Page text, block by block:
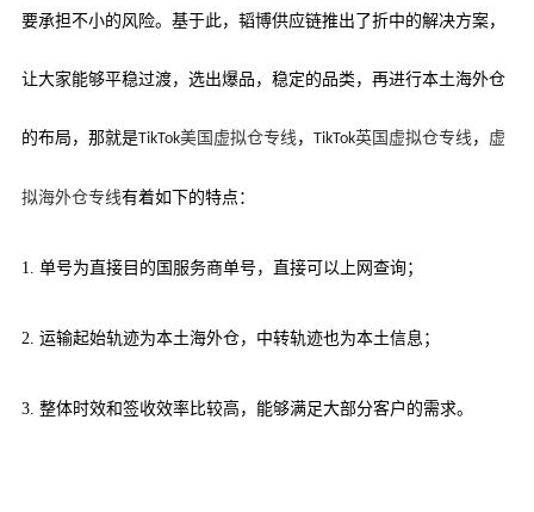
要承担不小的风险。基于此，韬博供应链推出了折中的解决方案，
让大家能够平稳过渡，选出爆品，稳定的品类，再进行本土海外仓
的布局，那就是TikTok美国虚拟仓专线， TikTok英国虚拟仓专线， 虚
拟海外仓专线有着如下的特点：
1. 单号为直接目的国服务商单号，直接可以上网查询；
2. 运输起始轨迹为本土海外仓，中转轨迹也为本土信息；
3. 整体时效和签收效率比较高，能够满足大部分客户的需求。